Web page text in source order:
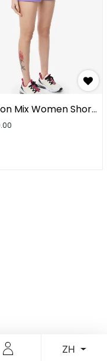
ZH
Kotton Mix Women Shorts